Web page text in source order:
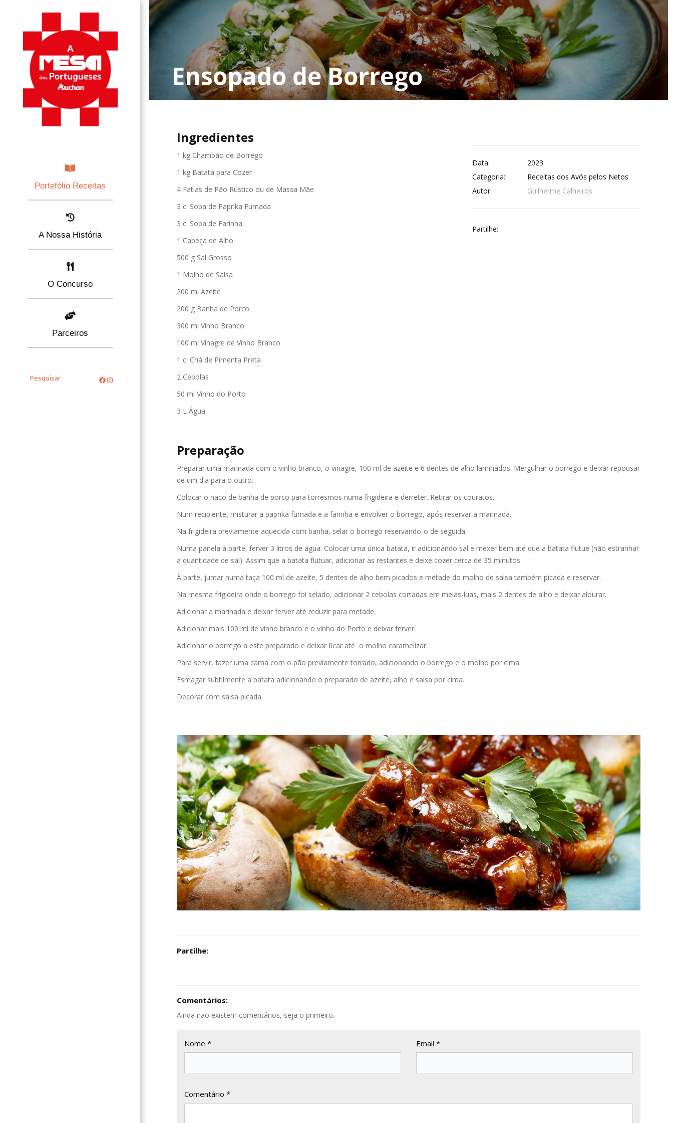
Portefólio Receitas
A Nossa História
O Concurso
Parceiros
Pesquisar
Ensopado de Borrego
Ingredientes
1 kg Chambão de Borrego
1 kg Batata para Cozer
4 Fatias de Pão Rústico ou de Massa Mãe
3 c. Sopa de Paprika Fumada
3 c. Sopa de Farinha
1 Cabeça de Alho
500 g Sal Grosso
1 Molho de Salsa
200 ml Azeite
200 g Banha de Porco
300 ml Vinho Branco
100 ml Vinagre de Vinho Branco
1 c. Chá de Pimenta Preta
2 Cebolas
50 ml Vinho do Porto
3 L Água
Data:
2023
Categoria:
Receitas dos Avós pelos Netos
Autor:
Guilherme Calheiros
Partilhe:
Preparação
Preparar uma marinada com o vinho branco, o vinagre, 100 ml de azeite e 6 dentes de alho laminados. Mergulhar o borrego e deixar repousar
de um dia para o outro.
Colocar o naco de banha de porco para torresmos numa frigideira e derreter. Retirar os couratos.
Num recipiente, misturar a paprika fumada e a farinha e envolver o borrego, após reservar a marinada.
Na frigideira previamente aquecida com banha, selar o borrego reservando-o de seguida.
Numa panela à parte, ferver 3 litros de água. Colocar uma única batata, ir adicionando sal e mexer bem até que a batata flutue (não estranhar
a quantidade de sal). Assim que a batata flutuar, adicionar as restantes e deixe cozer cerca de 35 minutos.
À parte, juntar numa taça 100 ml de azeite, 5 dentes de alho bem picados e metade do molho de salsa também picada e reservar.
Na mesma frigideira onde o borrego foi selado, adicionar 2 cebolas cortadas em meias-luas, mais 2 dentes de alho e deixar alourar.
Adicionar a marinada e deixar ferver até reduzir para metade.
Adicionar mais 100 ml de vinho branco e o vinho do Porto e deixar ferver.
Adicionar o borrego a este preparado e deixar ficar até o molho caramelizar.
Para servir, fazer uma cama com o pão previamente torrado, adicionando o borrego e o molho por cima.
Esmagar subtilmente a batata adicionando o preparado de azeite, alho e salsa por cima.
Decorar com salsa picada.
Partilhe:
Comentários:
Ainda não existem comentários, seja o primeiro.
Nome * Email *
Comentário *